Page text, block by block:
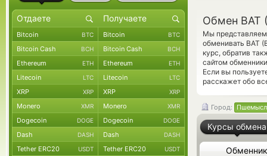
Обмен BAT
Мы представляем
обменивать BAT
курс, обратив
сайтом
Если вы
расскажет обо
Город:
Курсы обмена
Обменник
Bitcoin BTC Bitcoin BTC
Bitcoin Cash BCH Bitcoin Cash BCH
Ethereum ETH Ethereum ETH
Litecoin LTC Litecoin LTC
XRP XRP XRP XRP
Monero XMR Monero XMR
Dogecoin DOGE Dogecoin DOGE
Dash DASH Dash DASH
Tether ERC20 USDT Tether ERC20 USDT